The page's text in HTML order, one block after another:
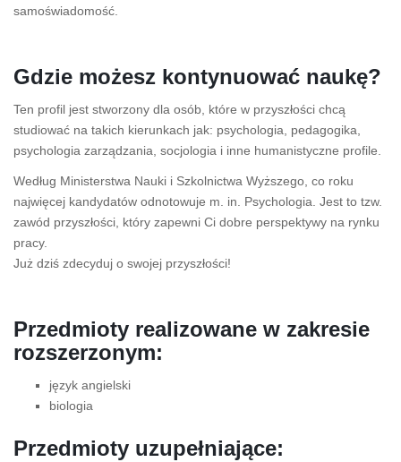
samoświadomość.
Gdzie możesz kontynuować naukę?
Ten profil jest stworzony dla osób, które w przyszłości chcą
studiować na takich kierunkach jak: psychologia, pedagogika,
psychologia zarządzania, socjologia i inne humanistyczne profile.
Według Ministerstwa Nauki i Szkolnictwa Wyższego, co roku
najwięcej kandydatów odnotowuje m. in. Psychologia. Jest to tzw.
zawód przyszłości, który zapewni Ci dobre perspektywy na rynku
pracy.
Już dziś zdecyduj o swojej przyszłości!
Przedmioty realizowane w zakresie
rozszerzonym:
język angielski
biologia
Przedmioty uzupełniające: